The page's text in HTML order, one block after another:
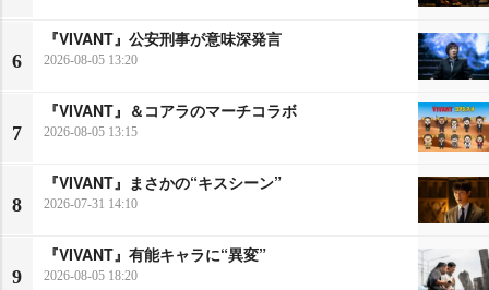
6
『VIVANT』公安刑事が意味深発言
2026-08-05 13:20
7
『VIVANT』＆コアラのマーチコラボ
2026-08-05 13:15
8
『VIVANT』まさかの“キスシーン”
2026-07-31 14:10
9
『VIVANT』有能キャラに“異変”
2026-08-05 18:20